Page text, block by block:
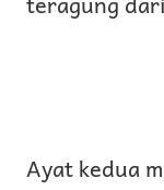
Ayat kedua